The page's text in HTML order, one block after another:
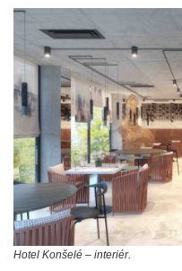
Hotel Konšelé – interiér.